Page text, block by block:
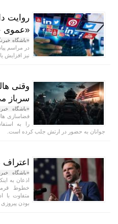
روایت
«عموی
«باشگاه
در مراسم
نیز افزایش
وقتی
سرباز
«باشگاه
فضاسازی
را به
جوانان به حضور در ارتش جلب کرده است.
اعتراف
«باشگاه
اذعان به
خطوط قرمز
متفاوت با
بودن پیروزی